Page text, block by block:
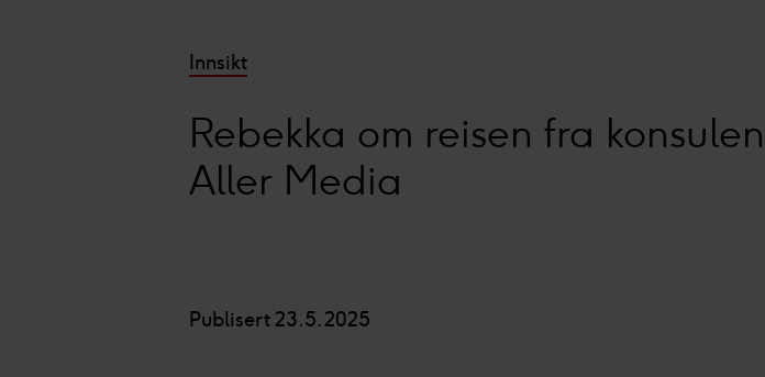
Innsikt
Rebekka om reisen fra
Aller Media
Publisert 23.5.2025